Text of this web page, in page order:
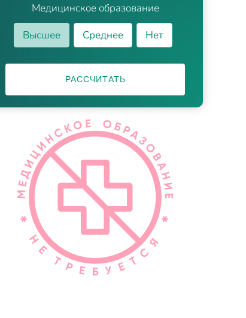
Медицинское образование
Высшее
Среднее Нет
РАССЧИТАТЬ